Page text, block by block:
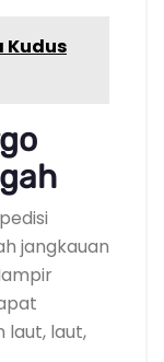
Kudus
jangkauan
laut, laut,